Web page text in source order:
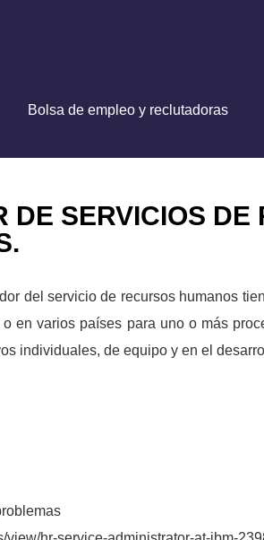
Bolsa de empleo y reclutadoras
SERVICIOS DE
del servicio de recursos humanos
en varios países para uno o más
individuales, de equipo y en el